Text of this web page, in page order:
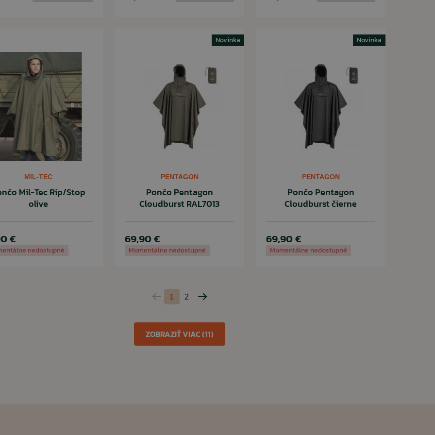
MIL-TEC
Mil-Tec Rip/Stop
olive
€
nedostupné
Novinka
PENTAGON
Pončo Pentagon
Cloudburst RAL7013
69,90 €
Momentálne nedostupné
Novinka
PENTAGON
Pončo Pentagon
Cloudburst čierne
69,90 €
Momentálne nedostupné
Predchádzajúca
1 2
Nasledujúca
ZOBRAZIŤ VIAC (11)